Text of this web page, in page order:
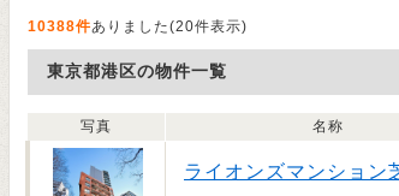
10388件ありました(20件表示)
東京都港区の物件一覧
写真 名称
ライオンズマンション